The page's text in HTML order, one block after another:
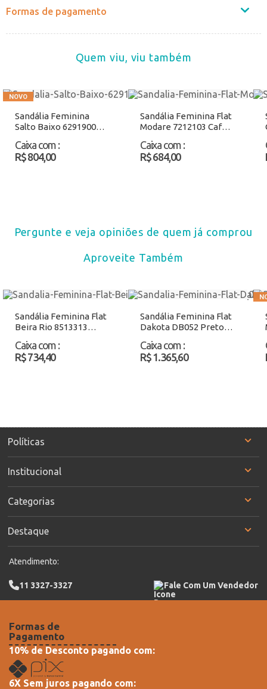
Formas de pagamento
Quem viu, viu também
Sandália Feminina
Salto Baixo 6291900
Caixa com :
R$ 804,00
Sandália Feminina Flat
Modare 7212103 Café
Caixa com :
R$ 684,00
Pergunte e veja opiniões de quem já comprou
Aproveite Também
Sandália Feminina Flat
Beira Rio 8513313
Caixa com :
R$ 734,40
Sandália Feminina Flat
Dakota DB052 Preto
Caixa com :
R$ 1.365,60
Políticas
Institucional
Categorias
Destaque
Atendimento:
11 3327-3327 Fale Com Um Vendedor
Formas de
Pagamento
10% de Desconto pagando com:
6X Sem juros pagando com: